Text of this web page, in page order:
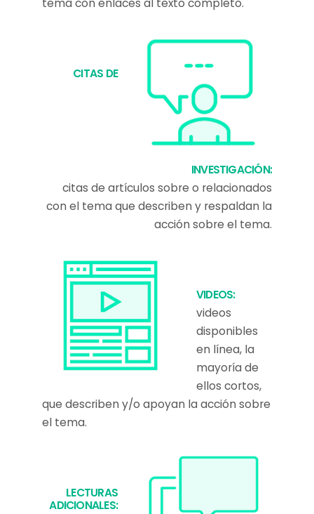
tema con enlaces al texto completo.
CITAS DE
INVESTIGACIÓN:
citas de artículos sobre o relacionados
con el tema que describen y respaldan la
acción sobre el tema.
VIDEOS:
videos
disponibles
en línea, la
mayoría de
ellos cortos,
que describen y/o apoyan la acción sobre
el tema.
LECTURAS
ADICIONALES: